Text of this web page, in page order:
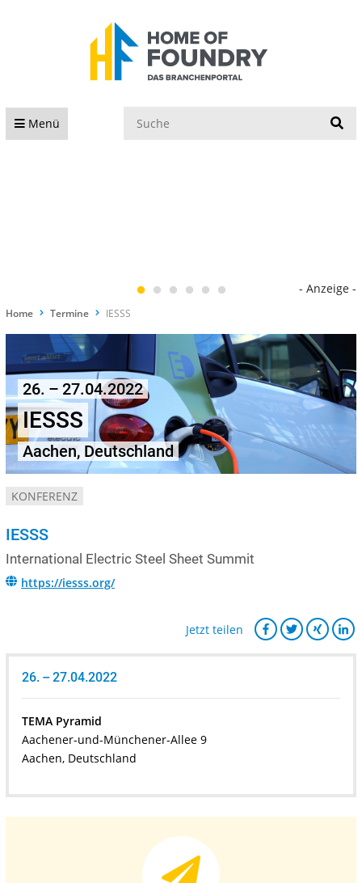
Menü
- Anzeige -
Home Termine IESSS
26. – 27.04.2022
IESSS
Aachen, Deutschland
KONFERENZ
IESSS
International Electric Steel Sheet Summit
https://iesss.org/
Jetzt teilen
26. – 27.04.2022
TEMA Pyramid
Aachener-und-Münchener-Allee 9
Aachen, Deutschland